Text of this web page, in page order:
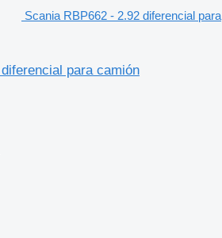
Scania RBP662 - 2.92 diferencial para
para camión